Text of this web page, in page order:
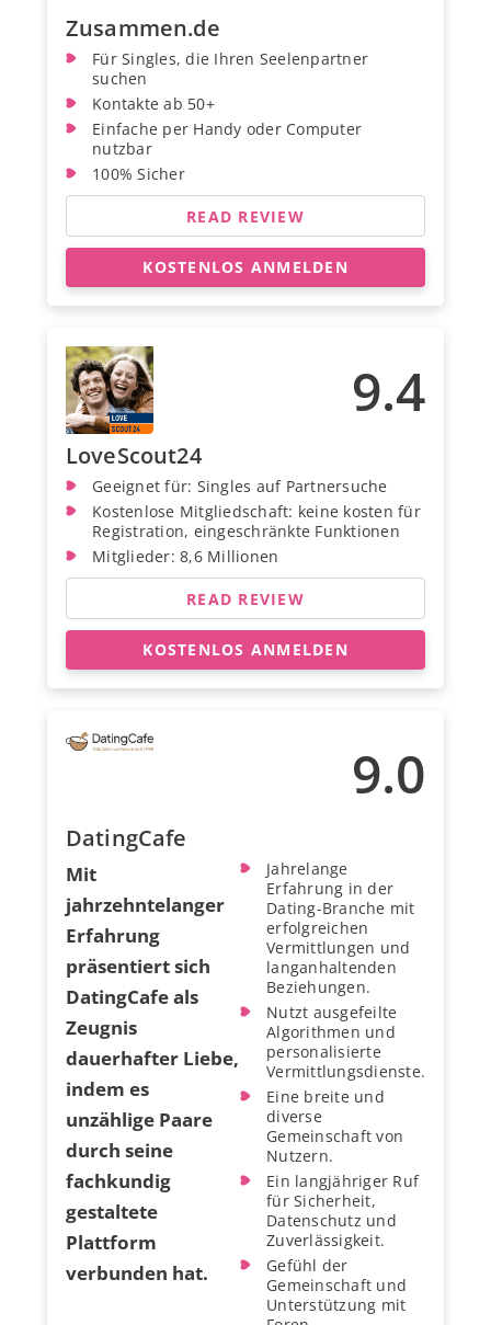
Zusammen.de
Für Singles, die Ihren Seelenpartner
suchen
Kontakte ab 50+
Einfache per Handy oder Computer
nutzbar
100% Sicher
READ REVIEW
KOSTENLOS ANMELDEN
9.4
LoveScout24
Geeignet für: Singles auf Partnersuche
Kostenlose Mitgliedschaft: keine kosten für
Registration, eingeschränkte Funktionen
Mitglieder: 8,6 Millionen
READ REVIEW
KOSTENLOS ANMELDEN
9.0
DatingCafe
Mit
jahrzehntelanger
Erfahrung
präsentiert sich
DatingCafe als
Zeugnis
dauerhafter Liebe,
indem es
unzählige Paare
durch seine
fachkundig
gestaltete
Plattform
verbunden hat.
Jahrelange
Erfahrung in der
Dating-Branche mit
erfolgreichen
Vermittlungen und
langanhaltenden
Beziehungen.
Nutzt ausgefeilte
Algorithmen und
personalisierte
Vermittlungsdienste.
Eine breite und
diverse
Gemeinschaft von
Nutzern.
Ein langjähriger Ruf
für Sicherheit,
Datenschutz und
Zuverlässigkeit.
Gefühl der
Gemeinschaft und
Unterstützung mit